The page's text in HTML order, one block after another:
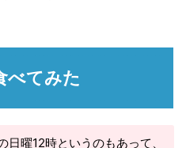
べてみた
曜12時というのもあって、